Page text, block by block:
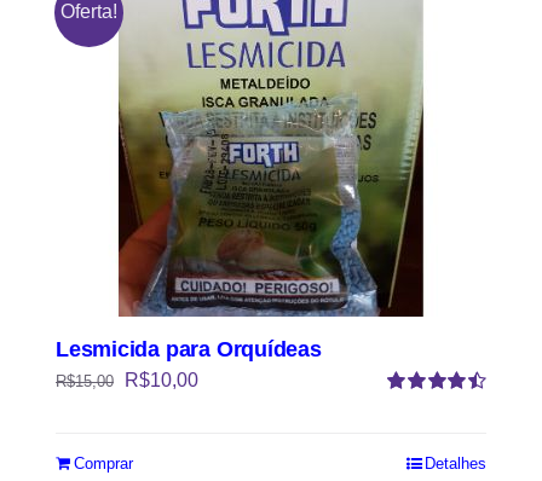
Oferta!
Lesmicida para Orquídeas
R$15,00 R$10,00
Comprar Detalhes